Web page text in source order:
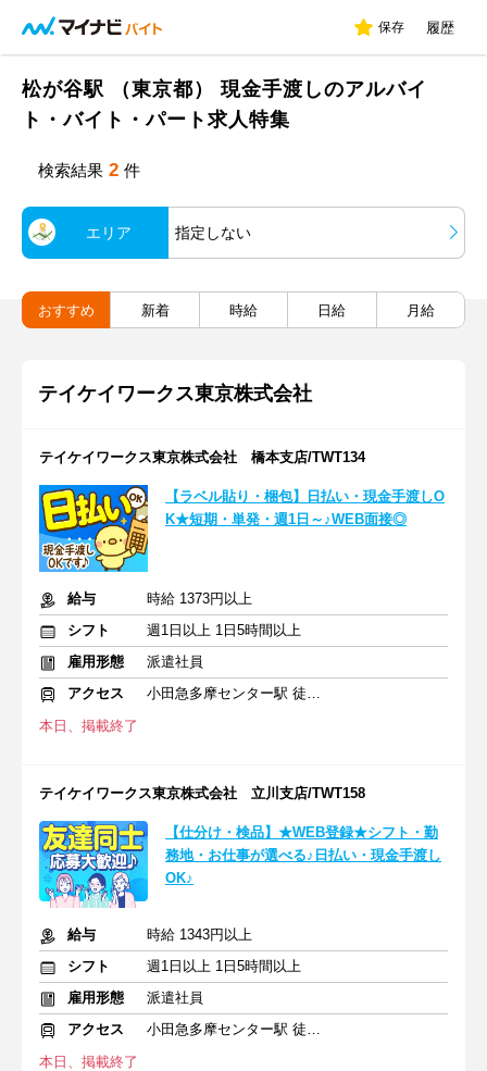
保存 履歴
松が谷駅 （東京都） 現金手渡しのアルバイ
ト・バイト・パート求人特集
検索結果 2 件
エリア 指定しない
おすすめ 新着 時給 日給 月給
テイケイワークス東京株式会社
テイケイワークス東京株式会社 橋本支店/TWT134
【ラベル貼り・梱包】日払い・現金手渡しO
K★短期・単発・週1日～♪WEB面接◎
給与
時給 1373円以上
シフト
週1日以上 1日5時間以上
雇用形態
派遣社員
アクセス
小田急多摩センター駅 徒歩10分
本日、掲載終了
テイケイワークス東京株式会社 立川支店/TWT158
【仕分け・検品】★WEB登録★シフト・勤
務地・お仕事が選べる♪日払い・現金手渡し
OK♪
給与
時給 1343円以上
シフト
週1日以上 1日5時間以上
雇用形態
派遣社員
アクセス
小田急多摩センター駅 徒歩6分
本日、掲載終了